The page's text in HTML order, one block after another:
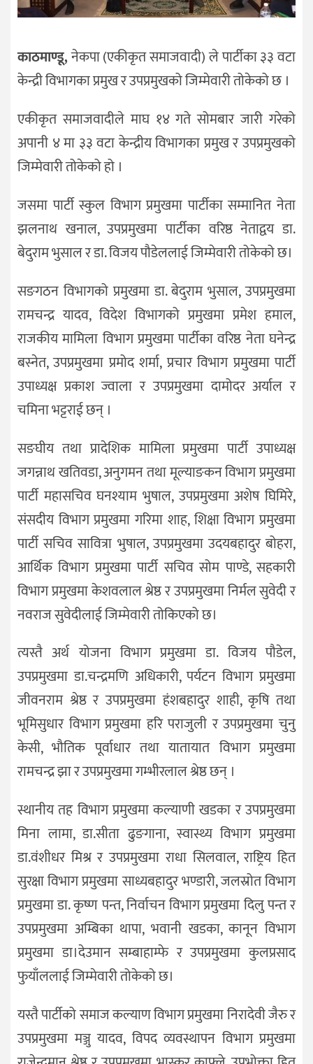
काठमाण्डू,नेकपा (एकीकृत समाजवादी) ले पार्टीका ३३ वटा
केन्द्री विभागका प्रमुख र उपप्रमुखको जिम्मेवारी तोकेको छ ।
एकीकृत समाजवादीले माघ १४ गते सोमबार जारी गरेको
अपानी ४ मा ३३ वटा केन्द्रीय विभागका प्रमुख र उपप्रमुखको
जिम्मेवारी तोकेको हो ।
जसमा पार्टी स्कुल विभाग प्रमुखमा पार्टीका सम्मानित नेता
झलनाथ खनाल, उपप्रमुखमा पार्टीका वरिष्ठ नेताद्वय डा.
बेदुराम भुसाल र डा. विजय पौडेललाई जिम्मेवारी तोकेको छ।
सङगठन विभागको प्रमुखमा डा. बेदुराम भुसाल, उपप्रमुखमा
रामचन्द्र यादव, विदेश विभागको प्रमुखमा प्रमेश हमाल,
राजकीय मामिला विभाग प्रमुखमा पार्टीका वरिष्ठ नेता घनेन्द्र
बस्नेत, उपप्रमुखमा प्रमोद शर्मा, प्रचार विभाग प्रमुखमा पार्टी
उपाध्यक्ष प्रकाश ज्वाला र उपप्रमुखमा दामोदर अर्याल र
चमिना भट्टराई छन् ।
सङघीय तथा प्रादेशिक मामिला प्रमुखमा पार्टी उपाध्यक्ष
जगन्नाथ खतिवडा, अनुगमन तथा मूल्याङकन विभाग प्रमुखमा
पार्टी महासचिव घनश्याम भुषाल, उपप्रमुखमा अशेष घिमिरे,
संसदीय विभाग प्रमुखमा गरिमा शाह, शिक्षा विभाग प्रमुखमा
पार्टी सचिव सावित्रा भुषाल, उपप्रमुखमा उदयबहादुर बोहरा,
आर्थिक विभाग प्रमुखमा पार्टी सचिव सोम पाण्डे, सहकारी
विभाग प्रमुखमा केशवलाल श्रेष्ठ र उपप्रमुखमा निर्मल सुवेदी र
नवराज सुवेदीलाई जिम्मेवारी तोकिएको छ।
त्यस्तै अर्थ योजना विभाग प्रमुखमा डा. विजय पौडेल,
उपप्रमुखमा डा.चन्द्रमणि अधिकारी, पर्यटन विभाग प्रमुखमा
जीवनराम श्रेष्ठ र उपप्रमुखमा हंशबहादुर शाही, कृषि तथा
भूमिसुधार विभाग प्रमुखमा हरि पराजुली र उपप्रमुखमा चुनु
केसी, भौतिक पूर्वाधार तथा यातायात विभाग प्रमुखमा
रामचन्द्र झा र उपप्रमुखमा गम्भीरलाल श्रेष्ठ छन् ।
स्थानीय तह विभाग प्रमुखमा कल्याणी खडका र उपप्रमुखमा
मिना लामा, डा.सीता ढुङगाना, स्वास्थ्य विभाग प्रमुखमा
डा.वंशीधर मिश्र र उपप्रमुखमा राधा सिलवाल, राष्ट्रिय हित
सुरक्षा विभाग प्रमुखमा साध्यबहादुर भण्डारी, जलस्रोत विभाग
प्रमुखमा डा. कृष्ण पन्त, निर्वाचन विभाग प्रमुखमा दिलु पन्त र
उपप्रमुखमा अम्बिका थापा, भवानी खडका, कानून विभाग
प्रमुखमा डा।देउमान सम्बाहाम्फे र उपप्रमुखमा कुलप्रसाद
फुयाँललाई जिम्मेवारी तोकेको छ।
यस्तै पार्टीको समाज कल्याण विभाग प्रमुखमा निरादेवी जैरु र
उपप्रमुखमा मञ्जु यादव, विपद व्यवस्थापन विभाग प्रमुखमा